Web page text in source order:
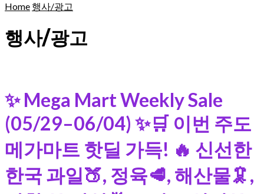
Home 행사/광고
행사/광고
✨ Mega Mart Weekly Sale
(05/29–06/04) ✨🛒 이번 주도
메가마트 핫딜 가득! 🔥 신선한
한국 과일🍑, 정육🥩, 해산물🦑,